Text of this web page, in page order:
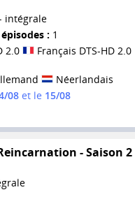
intégrale
: 1
2.0
Français DTS-HD 2.0
Néerlandais
08et le 15/08
- Saison 2